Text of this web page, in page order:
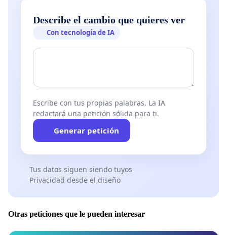
Describe el cambio que quieres ver
Con tecnología de IA
Escribe con tus propias palabras. La IA
redactará una petición sólida para ti.
Generar petición
Tus datos siguen siendo tuyos
Privacidad desde el diseño
Otras peticiones que le pueden interesar